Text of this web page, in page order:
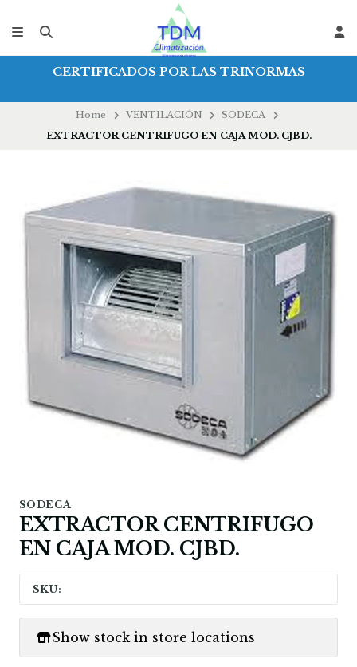
CERTIFICADOS POR LAS TRINORMAS
Home VENTILACIÓN
SODECA
EXTRACTOR CENTRIFUGO EN CAJA MOD. CJBD.
SODECA
EXTRACTOR CENTRIFUGO
EN CAJA MOD. CJBD.
SKU:
Show stock in store locations